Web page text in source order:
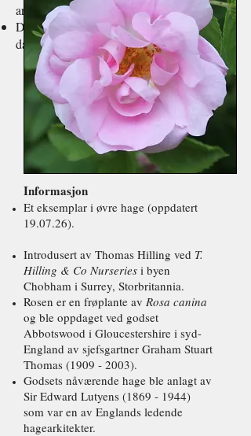
arter somRosa dumalis
De første hybrider i denne gruppen kan
dateres tilbake til starten på 1800-tallet.
Informasjon
Et eksemplar i øvre hage (oppdatert
19.07.26).
Introdusert av Thomas Hilling ved T.
Hilling & Co Nurseries i byen
Chobham i Surrey, Storbritannia.
Rosen er en frøplante av Rosa canina
og ble oppdaget ved godset
Abbotswood i Gloucestershire i syd-
England av sjefsgartner Graham Stuart
Thomas (1909 - 2003).
Godsets nåværende hage ble anlagt av
Sir Edward Lutyens (1869 - 1944)
som var en av Englands ledende
hagearkitekter.